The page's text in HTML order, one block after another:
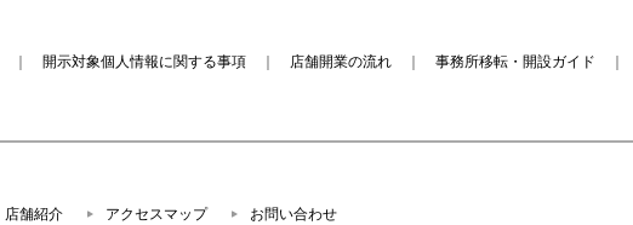
開示対象個人情報に関する事項 店舗開業の流れ 事務所移転・開設ガイド
店舗紹介 アクセスマップ お問い合わせ